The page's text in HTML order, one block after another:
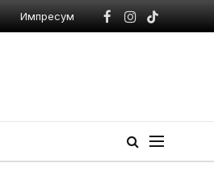
Импресум
Facebook
Instagram
TikTok